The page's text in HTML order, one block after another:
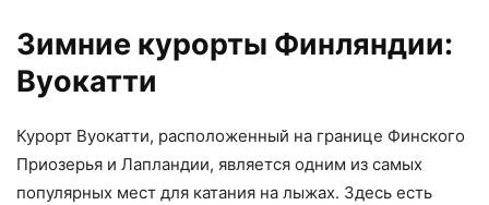
Зимние курорты Финляндии:
Вуокатти
Курорт Вуокатти, расположенный на границе Финского
Приозерья и Лапландии, является одним из самых
популярных мест для катания на лыжах. Здесь есть